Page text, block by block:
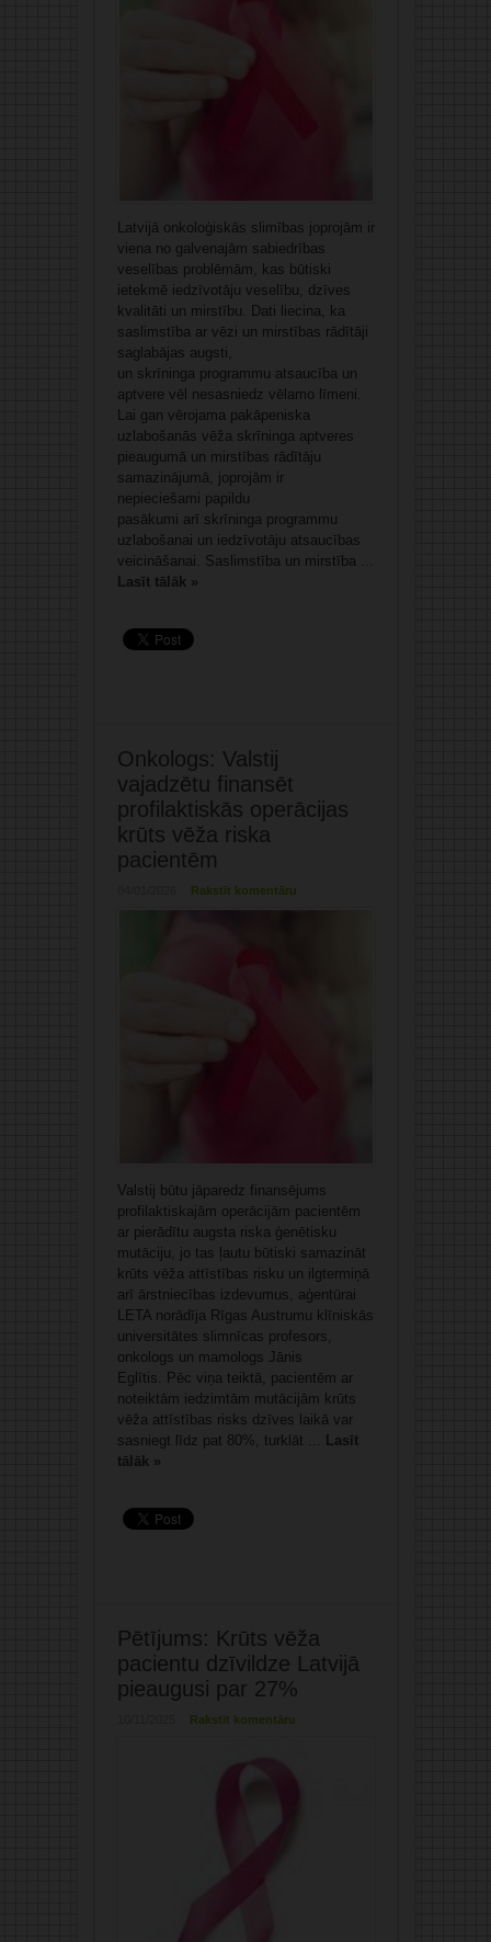
Latvijā onkoloģiskās slimības joprojām ir
viena no galvenajām sabiedrības
veselības problēmām, kas būtiski
ietekmē iedzīvotāju veselību, dzīves
kvalitāti un mirstību. Dati liecina, ka
saslimstība ar vēzi un mirstības rādītāji
saglabājas augsti,
un skrīninga programmu atsaucība un
aptvere vēl nesasniedz vēlamo līmeni.
Lai gan vērojama pakāpeniska
uzlabošanās vēža skrīninga aptveres
pieaugumā un mirstības rādītāju
samazinājumā, joprojām ir
nepieciešami papildu
pasākumi arī skrīninga programmu
uzlabošanai un iedzīvotāju atsaucības
veicināšanai. Saslimstība un mirstība ...
Lasīt tālāk »
Onkologs: Valstij
vajadzētu finansēt
profilaktiskās operācijas
krūts vēža riska
pacientēm
Rakstīt komentāru
Valstij būtu jāparedz finansējums
profilaktiskajām operācijām pacientēm
ar pierādītu augsta riska ģenētisku
mutāciju, jo tas ļautu būtiski samazināt
krūts vēža attīstības risku un ilgtermiņā
arī ārstniecības izdevumus, aģentūrai
LETA norādīja Rīgas Austrumu klīniskās
universitātes slimnīcas profesors,
onkologs un mamologs Jānis
Eglītis. Pēc viņa teiktā, pacientēm ar
noteiktām iedzimtām mutācijām krūts
vēža attīstības risks dzīves laikā var
sasniegt līdz pat 80%, turklāt ... Lasīt
tālāk »
Pētījums: Krūts vēža
pacientu dzīvildze Latvijā
pieaugusi par 27%
Rakstīt komentāru